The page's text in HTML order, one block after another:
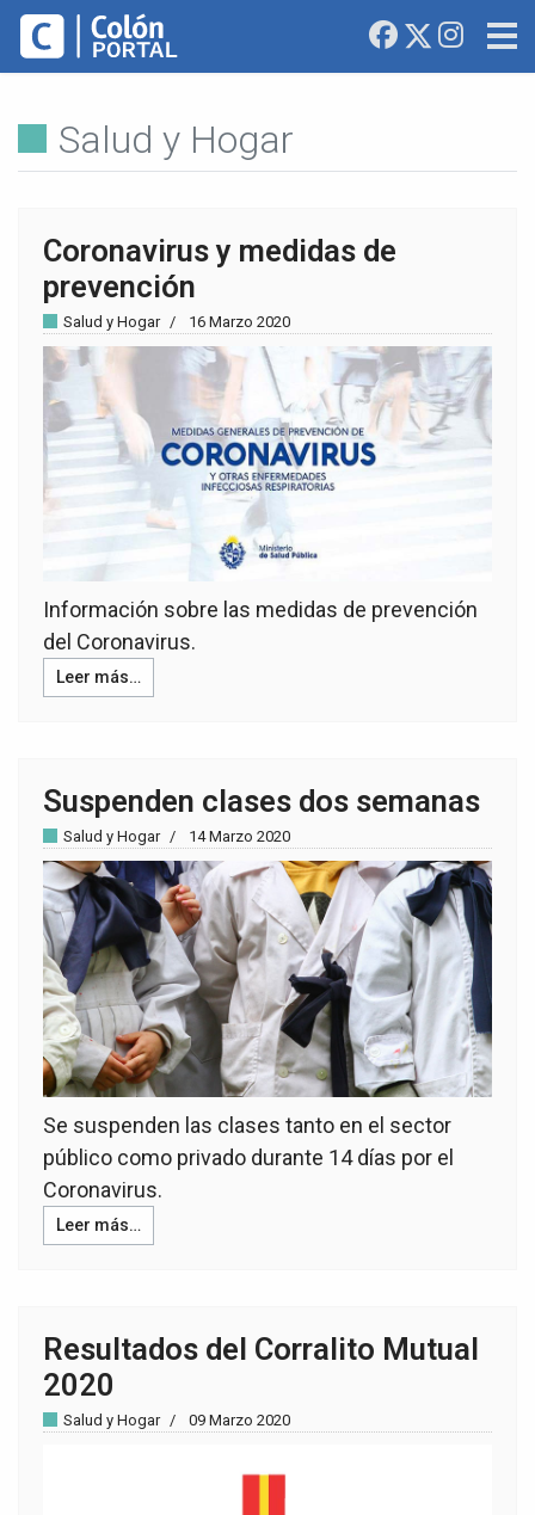
Salud y Hogar
Coronavirus y medidas de
prevención
Salud y Hogar 16 Marzo 2020
Información sobre las medidas de prevención
del Coronavirus.
Leer más…
Suspenden clases dos semanas
Salud y Hogar 14 Marzo 2020
Se suspenden las clases tanto en el sector
público como privado durante 14 días por el
Coronavirus.
Leer más…
Resultados del Corralito Mutual
2020
Salud y Hogar 09 Marzo 2020